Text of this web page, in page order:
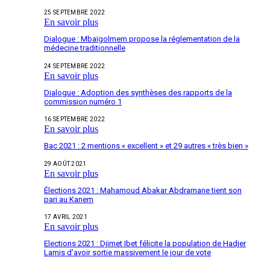
25 SEPTEMBRE 2022
En savoir plus
Dialogue : Mbaïgolmem propose la réglementation de la
médecine traditionnelle
24 SEPTEMBRE 2022
En savoir plus
Dialogue : Adoption des synthèses des rapports de la
commission numéro 1
16 SEPTEMBRE 2022
En savoir plus
Bac 2021 : 2 mentions « excellent » et 29 autres « très bien »
29 AOÛT 2021
En savoir plus
Élections 2021 : Mahamoud Abakar Abdramane tient son
pari au Kanem
17 AVRIL 2021
En savoir plus
Elections 2021 : Djimet Ibet félicite la population de Hadjer
Lamis d’avoir sortie massivement le jour de vote